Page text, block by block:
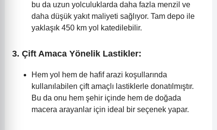
bu da uzun yolculuklarda daha fazla menzil ve
daha düşük yakıt maliyeti sağlıyor. Tam depo ile
yaklaşık 450 km yol katedilebilir.
3. Çift Amaca Yönelik Lastikler:
Hem yol hem de hafif arazi koşullarında
kullanılabilen çift amaçlı lastiklerle donatılmıştır.
Bu da onu hem şehir içinde hem de doğada
macera arayanlar için ideal bir seçenek yapar.